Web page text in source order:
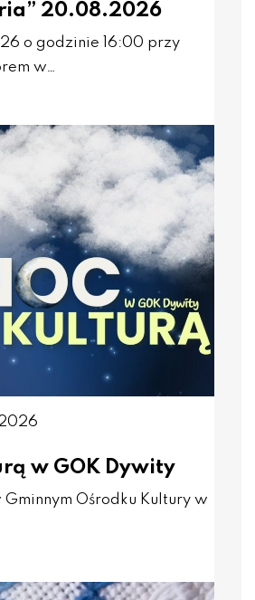
20.08.2026
o godzinie 16:00 przy
w…
w GOK Dywity
Gminnym Ośrodku Kultury w